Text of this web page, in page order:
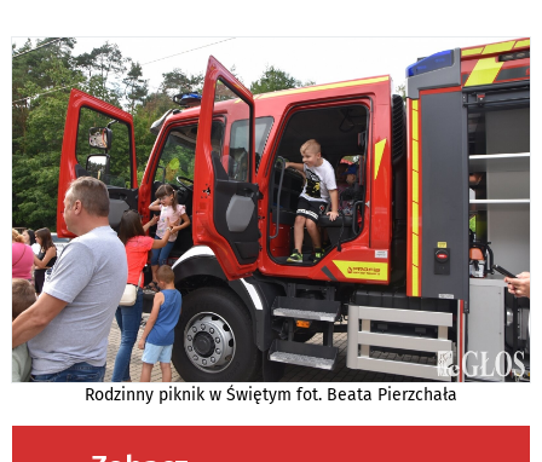
Rodzinny piknik w Świętym fot. Beata Pierzchała